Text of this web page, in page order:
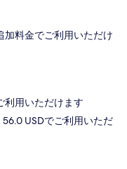
加料金でご利用いただけ
利用いただけます
USDでご利用いただ